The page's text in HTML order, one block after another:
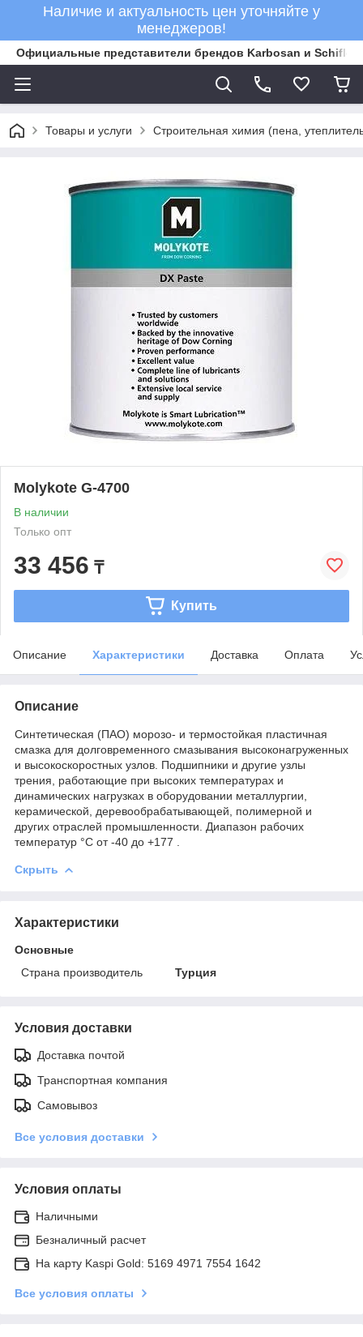
Наличие и актуальность цен уточняйте у
менеджеров!
Официальные представители брендов Karbosan и Schifler
Товары и услуги Строительная химия (пена,
Molykote G-4700
В наличии
Только опт
33 456 ₸
Купить
Описание Характеристики Доставка Оплата
Описание
Синтетическая (ПАО) морозо- и термостойкая пластичная
смазка для долговременного смазывания высоконагруженных
и высокоскоростных узлов. Подшипники и другие узлы
трения, работающие при высоких температурах и
динамических нагрузках в оборудовании металлургии,
керамической, деревообрабатывающей, полимерной и
других отраслей промышленности. Диапазон рабочих
температур °С от -40 до +177 .
Скрыть
Характеристики
Основные
Страна производитель
Турция
Условия доставки
Доставка почтой
Транспортная компания
Самовывоз
Все условия доставки
Условия оплаты
Наличными
Безналичный расчет
На карту Kaspi Gold: 5169 4971 7554 1642
Все условия оплаты